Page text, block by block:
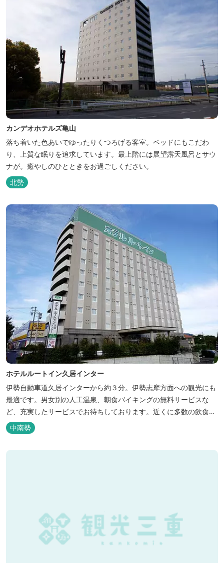
カンデオホテルズ亀山
落ち着いた色あいでゆったりくつろげる客室。ベッドにもこだわ
り、上質な眠りを追求しています。最上階には展望露天風呂とサウ
ナが。癒やしのひとときをお過ごしください。
北勢
ホテルルートイン久居インター
伊勢自動車道久居インターから約３分。伊勢志摩方面への観光にも
最適です。男女別の人工温泉、朝食バイキングの無料サービスな
ど、充実したサービスでお待ちしております。近くに多数の飲食店
や物販店もあります。
中南勢